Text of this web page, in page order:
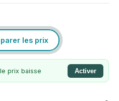
les prix
prix baisse Activer